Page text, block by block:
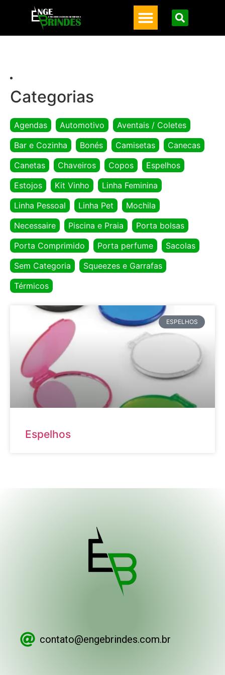
Categorias
Agendas Automotivo
Aventais / Coletes
Bar e Cozinha
Bonés Camisetas
Canecas
Canetas
Chaveiros Copos
Espelhos
Estojos
Kit Vinho
Linha Feminina
Linha Pessoal
Linha Pet
Mochila
Necessaire
Piscina e Praia
Porta bolsas
Porta Comprimido
Porta perfume
Sacolas
Sem Categoria
Squeezes e Garrafas
Térmicos
ESPELHOS
Espelhos
contato@engebrindes.com.br